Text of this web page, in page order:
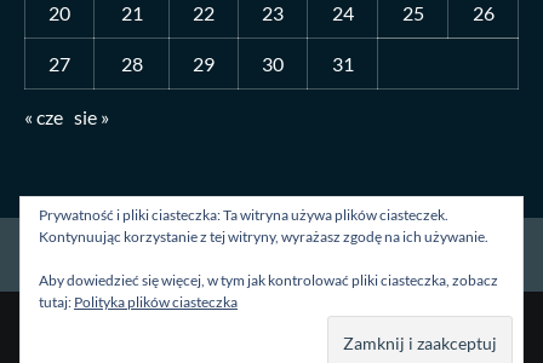
20 21 22 23 24 25 26
27 28 29 30 31
« cze sie »
Strona główna O mnie Blog Kontakt
Prywatność i pliki ciasteczka: Ta witryna używa plików ciasteczek.
Kontynuując korzystanie z tej witryny, wyrażasz zgodę na ich używanie.
Aby dowiedzieć się więcej, w tym jak kontrolować pliki ciasteczka, zobacz
tutaj: Polityka plików ciasteczka